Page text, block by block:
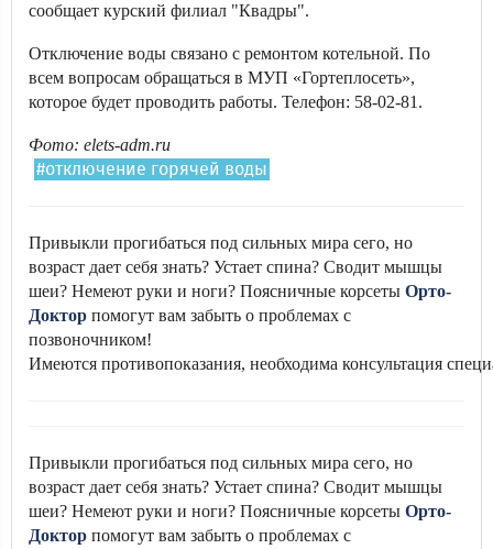
сообщает курский филиал "Квадры".
Отключение воды связано с ремонтом котельной. По
всем вопросам обращаться в МУП «Гортеплосеть»,
которое будет проводить работы. Телефон: 58-02-81.
Фото: elets-adm.ru
#отключение горячей воды
Привыкли прогибаться под сильных мира сего, но
возраст дает себя знать? Устает спина? Сводит мышцы
шеи? Немеют руки и ноги? Поясничные корсеты Орто-
Доктор помогут вам забыть о проблемах с
позвоночником!
Имеются противопоказания, необходима консультация
Привыкли прогибаться под сильных мира сего, но
возраст дает себя знать? Устает спина? Сводит мышцы
шеи? Немеют руки и ноги? Поясничные корсеты Орто-
Доктор помогут вам забыть о проблемах с